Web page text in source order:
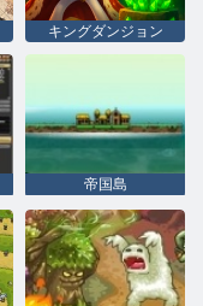
キングダンジョン
帝国島